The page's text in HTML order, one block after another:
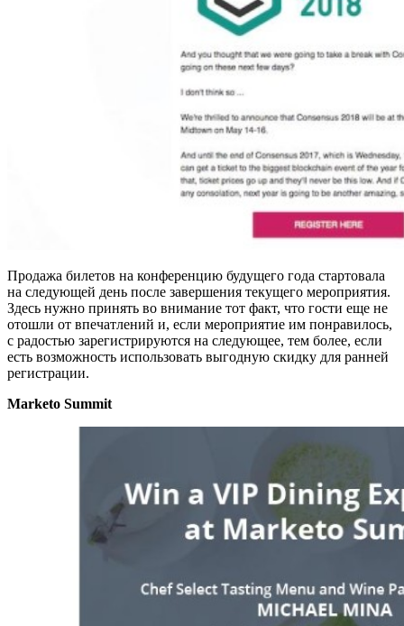
Продажа билетов на конференцию будущего года стартовала
на следующей день после завершения текущего мероприятия.
Здесь нужно принять во внимание тот факт, что гости еще не
отошли от впечатлений и, если мероприятие им понравилось,
с радостью зарегистрируются на следующее, тем более, если
есть возможность использовать выгодную скидку для ранней
регистрации.
Marketo Summit